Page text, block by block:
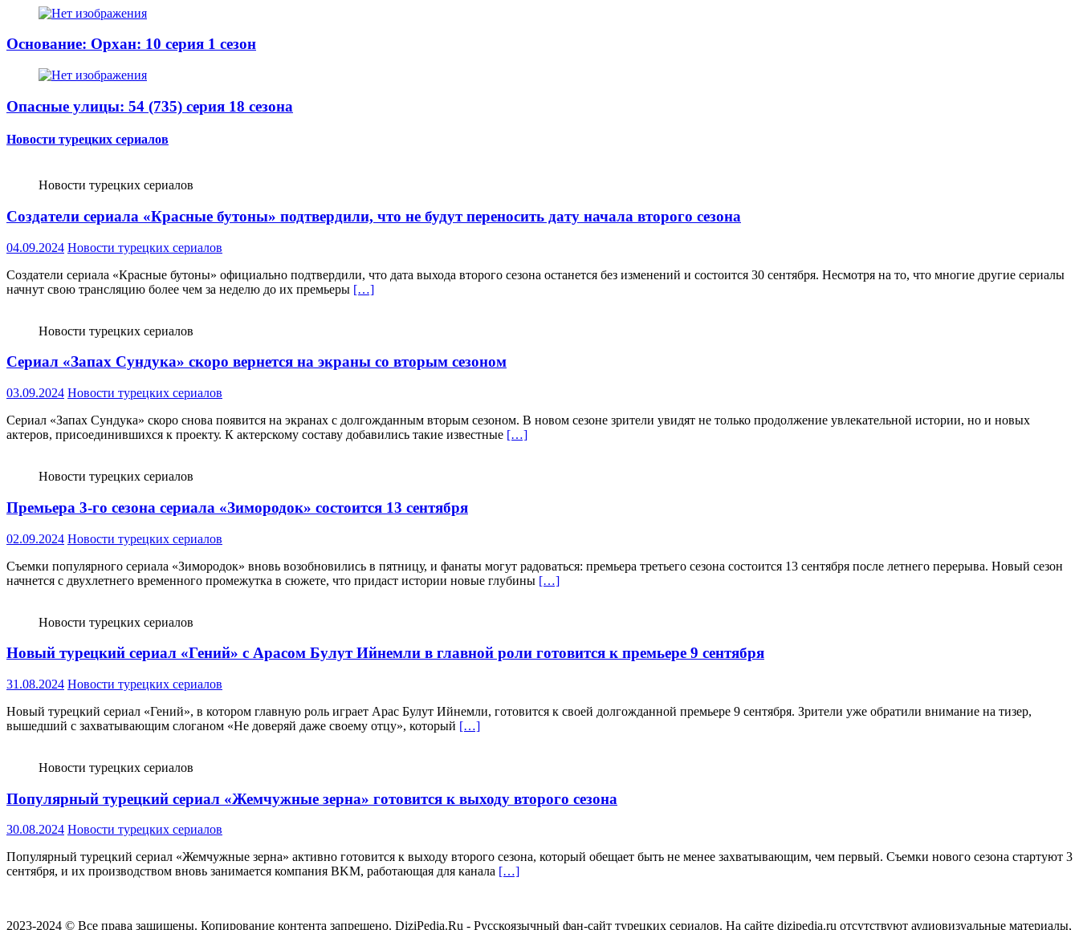
Основание: Орхан: 10 серия 1 сезон
Опасные улицы: 54 (735) серия 18 сезона
Новости турецких сериалов
Новости турецких сериалов
Создатели сериала «Красные бутоны» подтвердили, что не будут переносить дату начала второго сезона
04.09.2024 Новости турецких сериалов
Создатели сериала «Красные бутоны» официально подтвердили, что дата выхода второго сезона останется без изменений и состоится 30 сентября. Несмотря на то, что многие другие сериалы
начнут свою трансляцию более чем за неделю до их премьеры […]
Новости турецких сериалов
Сериал «Запах Сундука» скоро вернется на экраны со вторым сезоном
03.09.2024 Новости турецких сериалов
Сериал «Запах Сундука» скоро снова появится на экранах с долгожданным вторым сезоном. В новом сезоне зрители увидят не только продолжение увлекательной истории, но и новых
актеров, присоединившихся к проекту. К актерскому составу добавились такие известные […]
Новости турецких сериалов
Премьера 3-го сезона сериала «Зимородок» состоится 13 сентября
02.09.2024 Новости турецких сериалов
Съемки популярного сериала «Зимородок» вновь возобновились в пятницу, и фанаты могут радоваться: премьера третьего сезона состоится 13 сентября после летнего перерыва. Новый сезон
начнется с двухлетнего временного промежутка в сюжете, что придаст истории новые глубины […]
Новости турецких сериалов
Новый турецкий сериал «Гений» с Арасом Булут Ийнемли в главной роли готовится к премьере 9 сентября
31.08.2024 Новости турецких сериалов
Новый турецкий сериал «Гений», в котором главную роль играет Арас Булут Ийнемли, готовится к своей долгожданной премьере 9 сентября. Зрители уже обратили внимание на тизер,
вышедший с захватывающим слоганом «Не доверяй даже своему отцу», который […]
Новости турецких сериалов
Популярный турецкий сериал «Жемчужные зерна» готовится к выходу второго сезона
30.08.2024 Новости турецких сериалов
Популярный турецкий сериал «Жемчужные зерна» активно готовится к выходу второго сезона, который обещает быть не менее захватывающим, чем первый. Съемки нового сезона стартуют 3
сентября, и их производством вновь занимается компания BKM, работающая для канала […]
2023-2024 © Все права защищены. Копирование контента запрещено. DiziPedia.Ru - Русскоязычный фан-сайт турецких сериалов. На сайте dizipedia.ru отсутствуют аудиовизуальные материалы,